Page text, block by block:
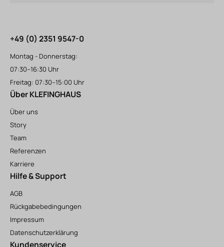
+49 (0) 2351 9547-0
Montag - Donnerstag:
07:30–16:30 Uhr
Freitag: 07:30–15:00 Uhr
Über KLEFINGHAUS
Über uns
Story
Team
Referenzen
Karriere
Hilfe & Support
AGB
Rückgabebedingungen
Impressum
Datenschutzerklärung
Kundenservice